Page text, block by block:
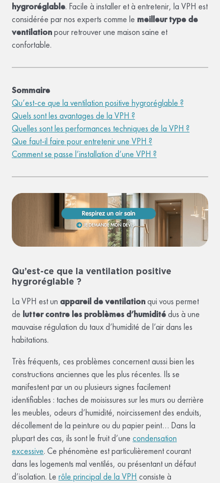
hygroréglable. Facile à installer et à entretenir, la VPH est
considérée par nos experts comme le meilleur type de
ventilationpour retrouver une maison saine et
confortable.
Sommaire
Qu’est-ce que la ventilation positive hygroréglable ?
Quels sont les avantages de la VPH ?
Quelles sont les performances techniques de la VPH ?
Que faut-il faire pour entretenir une VPH ?
Comment se passe l’installation d’une VPH ?
Qu’est-ce que la ventilation positive
hygroréglable ?
La VPH est un appareil de ventilationqui vous permet
de lutter contre les problèmes d’humiditédus à une
mauvaise régulation du taux d’humidité de l’air dans les
habitations.
Très fréquents, ces problèmes concernent aussi bien les
constructions anciennes que les plus récentes. Ils se
manifestent par un ou plusieurs signes facilement
identifiables : taches de moisissures sur les murs ou derrière
les meubles, odeurs d’humidité, noircissement des enduits,
décollement de la peinture ou du papier peint… Dans la
plupart des cas, ils sont le fruit d’une condensation
excessive. Ce phénomène est particulièrement courant
dans les logements mal ventilés, ou présentant un défaut
d’isolation. Le rôle principal de la VPH consiste à